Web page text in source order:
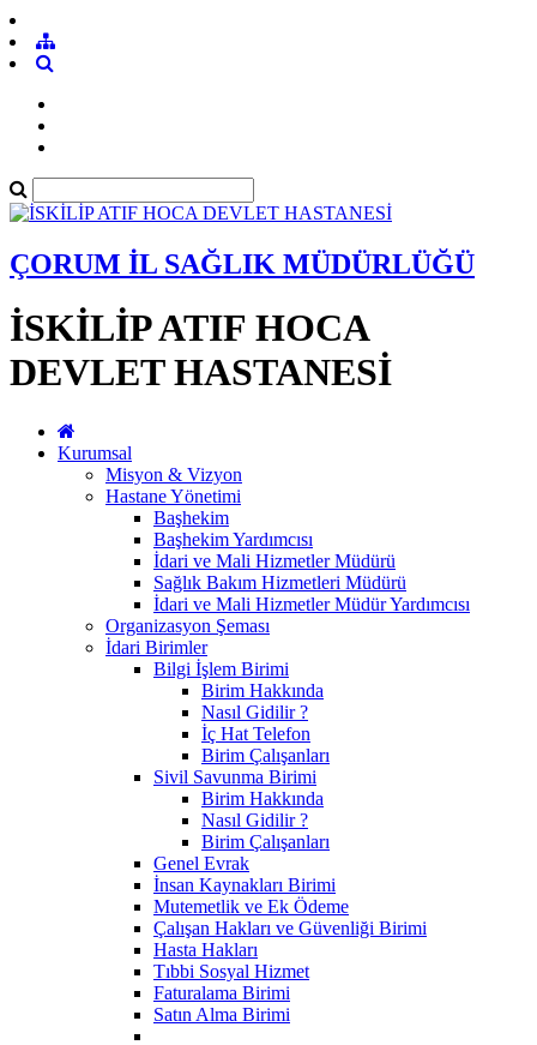
ÇORUM İL SAĞLIK MÜDÜRLÜĞÜ
İSKİLİP ATIF HOCA
DEVLET HASTANESİ
Kurumsal
Misyon & Vizyon
Hastane Yönetimi
Başhekim
Başhekim Yardımcısı
İdari ve Mali Hizmetler Müdürü
Sağlık Bakım Hizmetleri Müdürü
İdari ve Mali Hizmetler Müdür Yardımcısı
Organizasyon Şeması
İdari Birimler
Bilgi İşlem Birimi
Birim Hakkında
Nasıl Gidilir ?
İç Hat Telefon
Birim Çalışanları
Sivil Savunma Birimi
Birim Hakkında
Nasıl Gidilir ?
Birim Çalışanları
Genel Evrak
İnsan Kaynakları Birimi
Mutemetlik ve Ek Ödeme
Çalışan Hakları ve Güvenliği Birimi
Hasta Hakları
Tıbbi Sosyal Hizmet
Faturalama Birimi
Satın Alma Birimi